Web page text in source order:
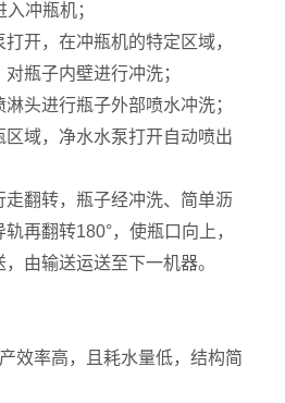
冲瓶机；
，在冲瓶机的特定区域，
瓶子内壁进行冲洗；
进行瓶子外部喷水冲洗；
区域，净水水泵打开自动喷出
转，瓶子经冲洗、简单沥
再翻转180°，使瓶口向上，
由输送运送至下一机器。
率高，且耗水量低，结构简